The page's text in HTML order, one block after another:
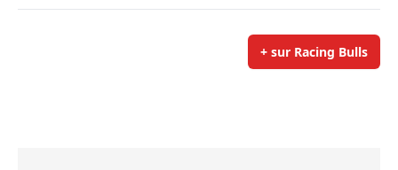
+ sur Racing Bulls